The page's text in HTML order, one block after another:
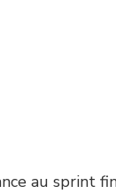
au sprint